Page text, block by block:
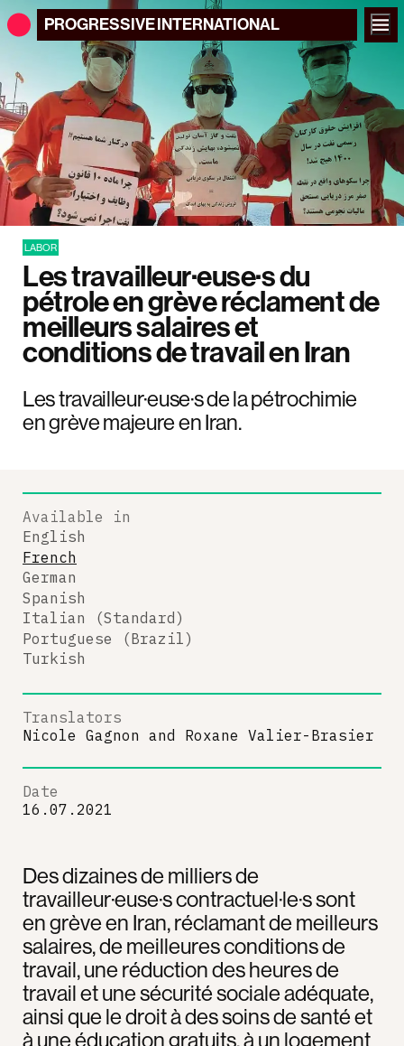
PROGRESSIVEINTERNATIONAL
LABOR
Les travailleur·euse·s du
pétrole en grève réclament de
meilleurs salaires et
conditions de travail en Iran
Les travailleur·euse·s de la pétrochimie
en grève majeure en Iran.
Des dizaines de milliers de
travailleur·euse·s contractuel·le·s sont
en grève en Iran, réclamant de meilleurs
salaires, de meilleures conditions de
travail, une réduction des heures de
travail et une sécurité sociale adéquate,
ainsi que le droit à des soins de santé et
à une éducation gratuits, à un logement
Available in
English
French
German
Spanish
Italian (Standard)
Portuguese (Brazil)
Turkish
Translators
Nicole Gagnon and Roxane Valier-Brasier
Date
16.07.2021